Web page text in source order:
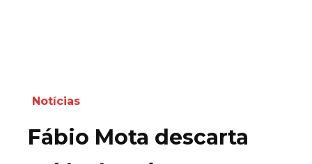
Notícias
Fábio Mota descarta